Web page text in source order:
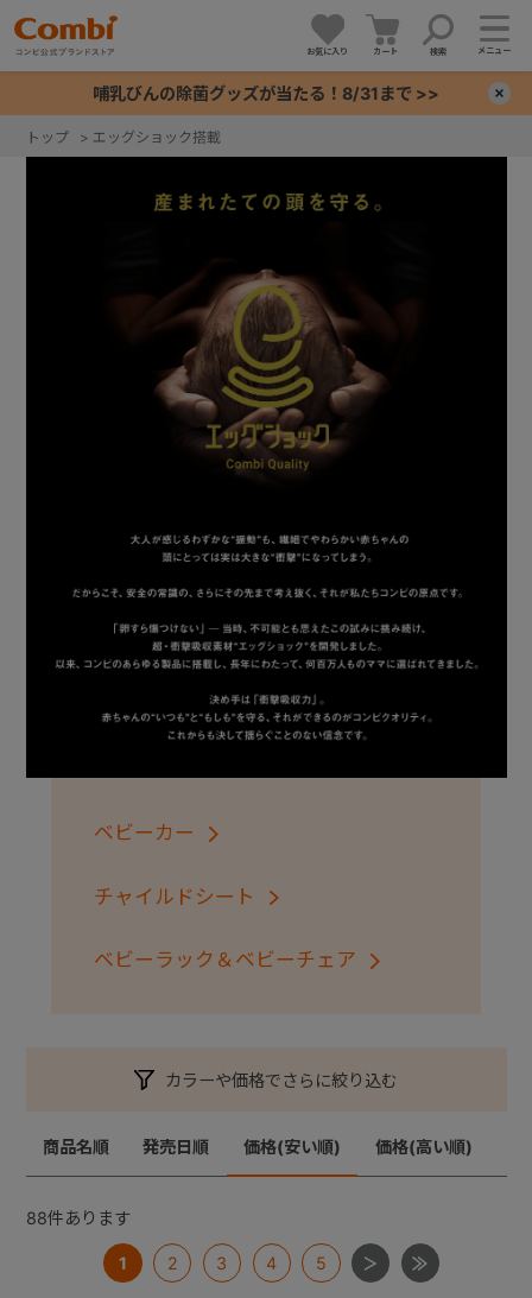
お気に入り カート 検索 メニュー
哺乳びんの除菌グッズが当たる！8/31まで >>
ベビーカー
チャイルドシート
ベビーラック＆ベビーチェア
カラーや価格でさらに絞り込む
商品名順 発売日順 価格(安い順) 価格(高い順)
88件あります
1 2 3 4 5
トップ > エッグショック搭載